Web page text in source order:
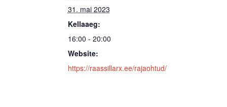
31. mai 2023
Kellaaeg:
16:00 - 20:00
Website:
https://raassillarx.ee/rajaohtud/